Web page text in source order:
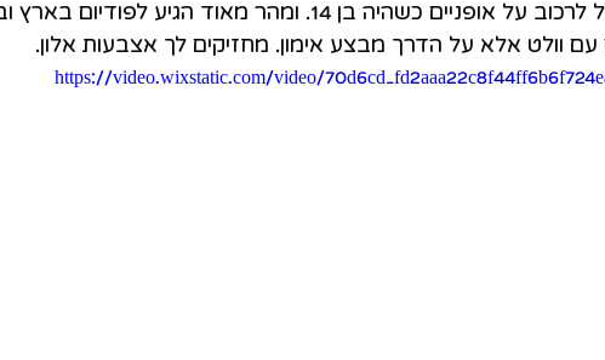
וולט אלא על הדרך מבצע אימון. מחזיקים לך אצבעות אלון.
https://video.wixstatic.com/video/